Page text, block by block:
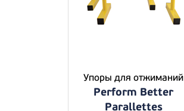
Упоры для отжиманий
Perform Better
Parallettes